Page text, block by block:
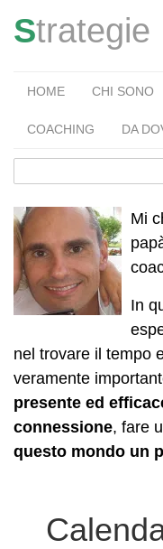
Strategie
HOME CHI SONO
COACHING DA
Mi
In
nel trovare il tempo
veramente
presente ed
connessione, fare
questo mondo un